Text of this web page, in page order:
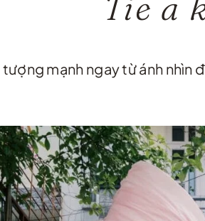
mạnh ngay từ ánh nhìn